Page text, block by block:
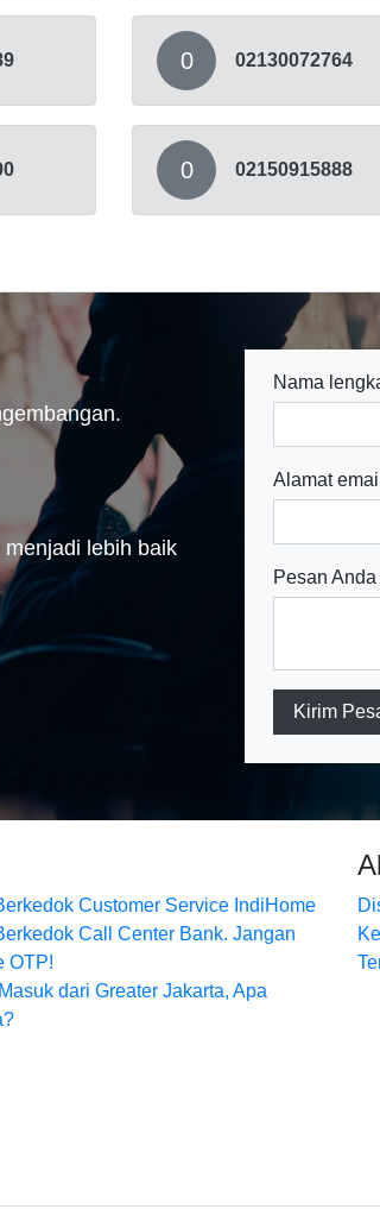
0 02130072764
0 02150915888
lebih baik
Nama
Alamat
Pesan Anda
Kirim
Customer Service IndiHome
Call Center Bank. Jangan
OTP!
dari Greater Jakarta, Apa